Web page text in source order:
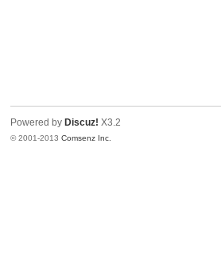
Powered by Discuz! X3.2
© 2001-2013Comsenz Inc.